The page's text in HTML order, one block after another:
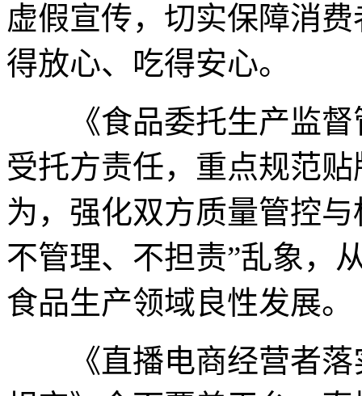
虚假宣传，切实保障消
得放心、吃得安心。
《食品委托生产监督
受托方责任，重点规范
为，强化双方质量管控
不管理、不担责”乱象，
食品生产领域良性发展。
《直播电商经营者落